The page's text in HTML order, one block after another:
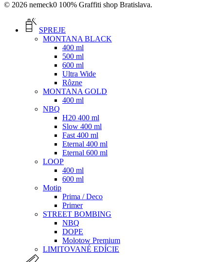
© 2026 nemeck0 100% Graffiti shop Bratislava.
Menu
SPREJE
MONTANA BLACK
400 ml
500 ml
600 ml
Ultra Wide
Rôzne
MONTANA GOLD
400 ml
NBQ
H20 400 ml
Slow 400 ml
Fast 400 ml
Eternal 400 ml
Eternal 600 ml
LOOP
400 ml
600 ml
Motip
Prima / Deco
Primer
STREET BOMBING
NBQ
DOPE
Molotow Premium
LIMITOVANÉ EDÍCIE